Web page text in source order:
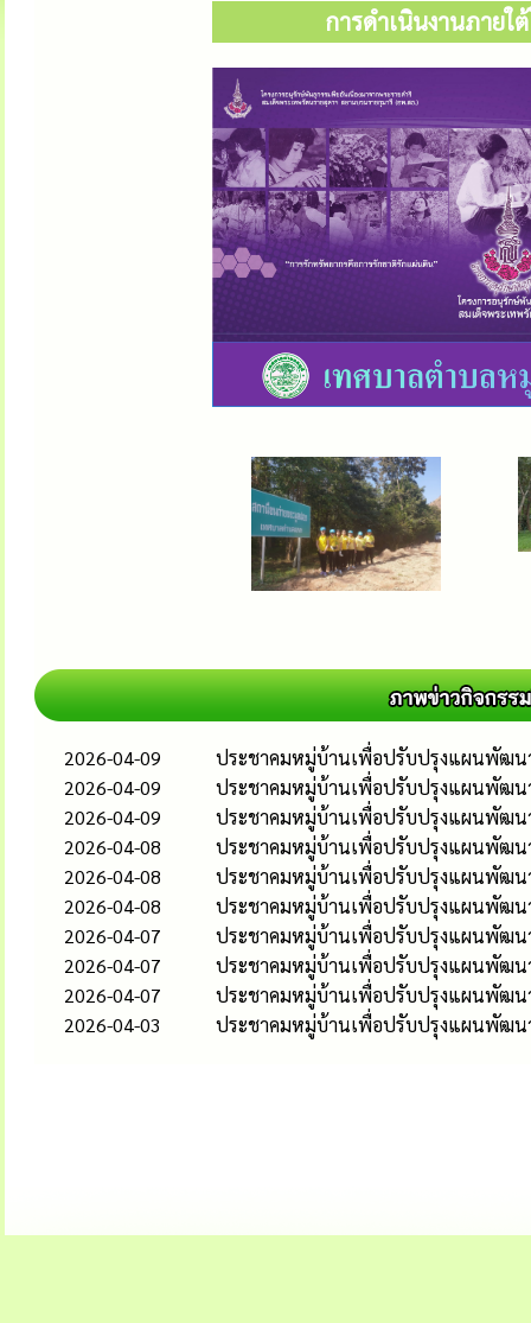
การดำเนินงานภายใ
2026-04-09
ประชาคมหมู่บ้านเพื่อปรับปรุงแผนพัฒน
2026-04-09
ประชาคมหมู่บ้านเพื่อปรับปรุงแผนพัฒน
2026-04-09
ประชาคมหมู่บ้านเพื่อปรับปรุงแผนพัฒ
2026-04-08
ประชาคมหมู่บ้านเพื่อปรับปรุงแผนพัฒน
2026-04-08
ประชาคมหมู่บ้านเพื่อปรับปรุงแผนพัฒน
2026-04-08
ประชาคมหมู่บ้านเพื่อปรับปรุงแผนพัฒน
2026-04-07
ประชาคมหมู่บ้านเพื่อปรับปรุงแผนพัฒน
2026-04-07
ประชาคมหมู่บ้านเพื่อปรับปรุงแผนพัฒน
2026-04-07
ประชาคมหมู่บ้านเพื่อปรับปรุงแผนพัฒน
2026-04-03
ประชาคมหมู่บ้านเพื่อปรับปรุงแผนพัฒน